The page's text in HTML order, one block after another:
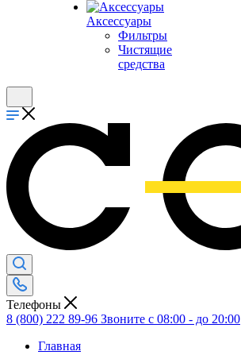
Аксессуары
Фильтры
Чистящие
средства
Телефоны
8 (800) 222 89-96 Звоните с 08:00 - до 20:00
Главная